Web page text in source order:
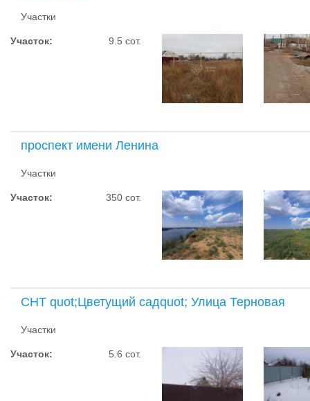
Участки
Участок: 9.5 сот.
проспект имени Ленина
Участки
Участок: 350 сот.
СНТ quot;Цветущий садquot; Улица Терновая
Участки
Участок: 5.6 сот.